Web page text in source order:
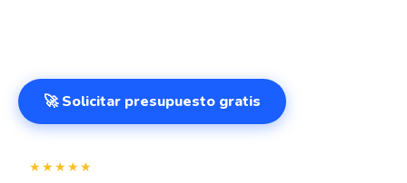
🚀 Solicitar presupuesto gratis
★★★★★